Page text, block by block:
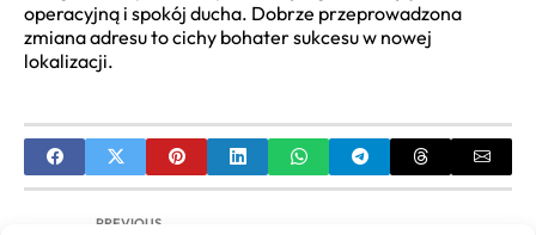
operacyjną i spokój ducha. Dobrze przeprowadzona
zmiana adresu to cichy bohater sukcesu w nowej
lokalizacji.
PREVIOUS